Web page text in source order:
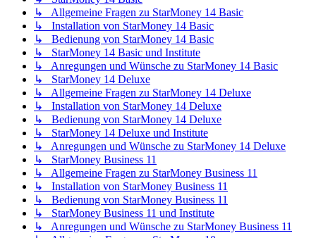
↳ Allgemeine Fragen zu StarMoney 14 Basic
↳ Installation von StarMoney 14 Basic
↳ Bedienung von StarMoney 14 Basic
↳ StarMoney 14 Basic und Institute
↳ Anregungen und Wünsche zu StarMoney 14 Basic
↳ StarMoney 14 Deluxe
↳ Allgemeine Fragen zu StarMoney 14 Deluxe
↳ Installation von StarMoney 14 Deluxe
↳ Bedienung von StarMoney 14 Deluxe
↳ StarMoney 14 Deluxe und Institute
↳ Anregungen und Wünsche zu StarMoney 14 Deluxe
↳ StarMoney Business 11
↳ Allgemeine Fragen zu StarMoney Business 11
↳ Installation von StarMoney Business 11
↳ Bedienung von StarMoney Business 11
↳ StarMoney Business 11 und Institute
↳ Anregungen und Wünsche zu StarMoney Business 11